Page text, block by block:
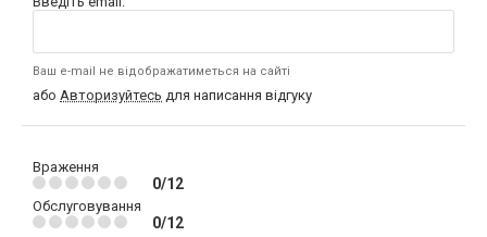
Ваш e-mail не відображатиметься на сайті
або Авторизуйтесь для написання відгуку
Враження
0/12
Обслуговування
0/12